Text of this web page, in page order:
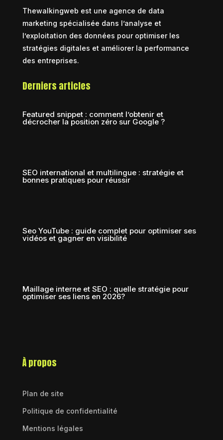
Thewalkingweb est une agence de data
marketing spécialisée dans l’analyse et
l’exploitation des données pour optimiser les
stratégies digitales et améliorer la performance
des entreprises.
Derniers articles
Featured snippet : comment l’obtenir et
décrocher la position zéro sur Google ?
SEO international et multilingue : stratégie et
bonnes pratiques pour réussir
Seo YouTube : guide complet pour optimiser ses
vidéos et gagner en visibilité
Maillage interne et SEO : quelle stratégie pour
optimiser ses liens en 2026?
À propos
Plan de site
Politique de confidentialité
Mentions légales